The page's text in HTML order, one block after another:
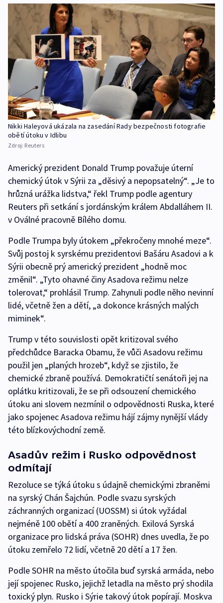
Nikki Haleyová ukázala na zasedání Rady bezpečnosti fotografie
obětí útoku v Idlibu
Zdroj: Reuters
Americký prezident Donald Trump považuje úterní
chemický útok v Sýrii za „děsivý a nepopsatelný“. „Je to
hrůzná urážka lidstva,“ řekl Trump podle agentury
Reuters při setkání s jordánským králem Abdalláhem II.
v Oválné pracovně Bílého domu.
Podle Trumpa byly útokem „překročeny mnohé meze“.
Svůj postoj k syrskému prezidentovi Bašáru Asadovi a k
Sýrii obecně prý americký prezident „hodně moc
změnil“. „Tyto ohavné činy Asadova režimu nelze
tolerovat,“ prohlásil Trump. Zahynuli podle něho nevinní
lidé, včetně žen a dětí, „a dokonce krásných malých
miminek“.
Trump v této souvislosti opět kritizoval svého
předchůdce Baracka Obamu, že vůči Asadovu režimu
použil jen „planých hrozeb“, když se zjistilo, že
chemické zbraně používá. Demokratičtí senátoři jej na
oplátku kritizovali, že se při odsouzení chemického
útoku ani slovem nezmínil o odpovědnosti Ruska, které
jako spojenec Asadova režimu hájí zájmy nynější vlády
této blízkovýchodní země.
Asadův režim i Rusko odpovědnost
odmítají
Rezoluce se týká útoku s údajně chemickými zbraněmi
na syrský Chán Šajchún. Podle svazu syrských
záchranných organizací (UOSSM) si útok vyžádal
nejméně 100 obětí a 400 zraněných. Exilová Syrská
organizace pro lidská práva (SOHR) dnes uvedla, že po
útoku zemřelo 72 lidí, včetně 20 dětí a 17 žen.
Podle SOHR na město útočila buď syrská armáda, nebo
její spojenec Rusko, jejichž letadla na město prý shodila
toxický plyn. Rusko i Sýrie takový útok popírají. Moskva